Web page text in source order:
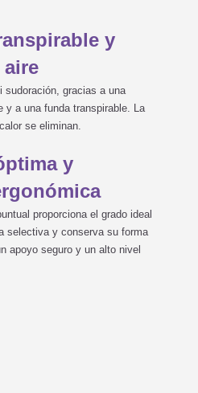
y
aire
sudoración, gracias a una
y a una funda transpirable. La
se eliminan.
y
proporciona el grado ideal
selectiva y conserva su forma
apoyo seguro y un alto nivel